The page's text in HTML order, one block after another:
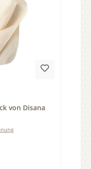
von Disana